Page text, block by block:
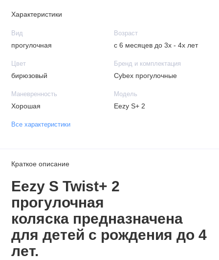
Характеристики
Вид
прогулочная
Возраст
с 6 месяцев до 3х - 4х лет
Цвет
бирюзовый
Бренд и комплектация
Cybex прогулочные
Маневренность
Хорошая
Модель
Eezy S+ 2
Все характеристики
Краткое описание
Eezy S Twist+ 2
прогулочная
коляска предназначена
для детей с рождения до 4
лет.